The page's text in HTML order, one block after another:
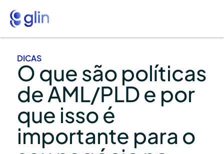
DICAS
O que são políticas
de AML/PLD e por
que isso é
importante para o